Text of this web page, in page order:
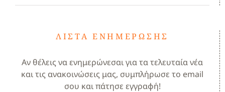
ΛΊΣΤΑ ΕΝΗΜΈΡΩΣΗΣ
Αν θέλεις να ενημερώνεσαι για τα τελευταία νέα
και τις ανακοινώσεις μας, συμπλήρωσε το email
σου και πάτησε εγγραφή!